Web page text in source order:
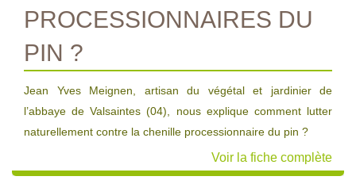
PROCESSIONNAIRES DU
PIN ?
Jean Yves Meignen, artisan du végétal et jardinier de
l’abbaye de Valsaintes (04), nous explique comment lutter
naturellement contre la chenille processionnaire du pin ?
Voir la fiche complète